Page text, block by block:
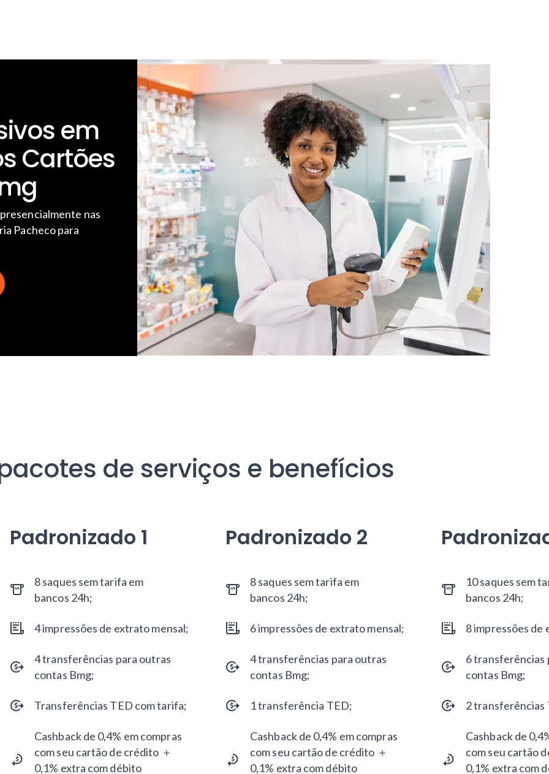
em
Cartões
nas
Pacheco para
de serviços e benefícios
Padronizado 1
8 saques sem tarifa em
bancos 24h;
4 impressões de extrato mensal;
4 transferências para outras
contas Bmg;
Transferências TED com tarifa;
Cashback de 0,4% em compras
com seu cartão de crédito ＋
0,1% extra com débito
Padronizado 2
8 saques sem tarifa em
bancos 24h;
6 impressões de extrato mensal;
4 transferências para outras
contas Bmg;
1 transferência TED;
Cashback de 0,4% em compras
com seu cartão de crédito ＋
0,1% extra com débito
10 saques sem
bancos 24h;
8 impressões de
6 transferências
contas Bmg;
2 transferências
Cashback de
com seu cartão
0,1% extra com